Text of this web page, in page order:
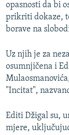
opasnosti da bi
prikriti dokaze,
borave na
Uz njih je za
osumnjičena i
"Incitat",
Editi Džigal su,
mjere,